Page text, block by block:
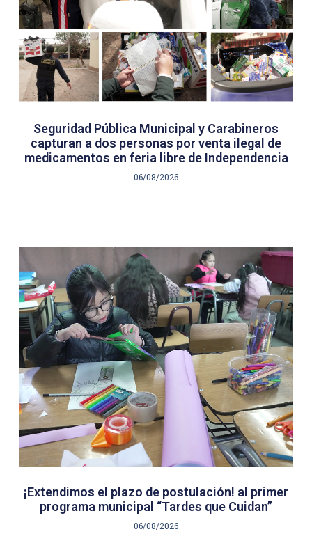
Seguridad Pública Municipal y Carabineros
capturan a dos personas por venta ilegal de
medicamentos en feria libre de Independencia
06/08/2026
¡Extendimos el plazo de postulación! al primer
programa municipal “Tardes que Cuidan”
06/08/2026